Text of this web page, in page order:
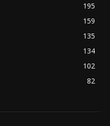
195
159
135
134
102
82